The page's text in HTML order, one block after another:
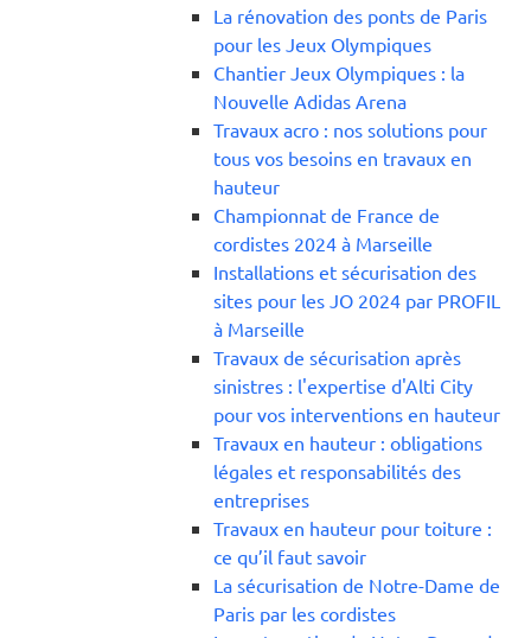
La rénovation des ponts de Paris
pour les Jeux Olympiques
Chantier Jeux Olympiques : la
Nouvelle Adidas Arena
Travaux acro : nos solutions pour
tous vos besoins en travaux en
hauteur
Championnat de France de
cordistes 2024 à Marseille
Installations et sécurisation des
sites pour les JO 2024 par PROFIL
à Marseille
Travaux de sécurisation après
sinistres : l'expertise d'Alti City
pour vos interventions en hauteur
Travaux en hauteur : obligations
légales et responsabilités des
entreprises
Travaux en hauteur pour toiture :
ce qu’il faut savoir
La sécurisation de Notre-Dame de
Paris par les cordistes